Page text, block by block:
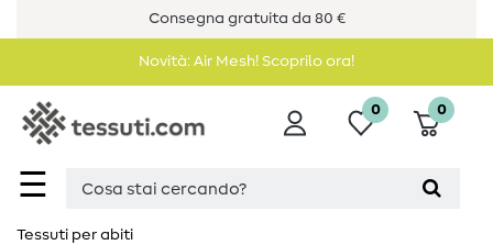
Consegna gratuita da 80 €
Novità: Air Mesh! Scoprilo ora!
☰
0 0
Tessuti per abiti